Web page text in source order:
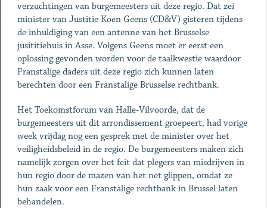
verzuchtingen van burgemeesters uit deze regio. Dat zei
minister van Justitie Koen Geens (CD&V) gisteren tijdens
de inhuldiging van een antenne van het Brusselse
jusititiehuis in Asse. Volgens Geens moet er eerst een
oplossing gevonden worden voor de taalkwestie waardoor
Franstalige daders uit deze regio zich kunnen laten
berechten door een Franstalige Brusselse rechtbank.
Het Toekomstforum van Halle-Vilvoorde, dat de
burgemeesters uit dit arrondissement groepeert, had vorige
week vrijdag nog een gesprek met de minister over het
veiligheidsbeleid in de regio. De burgemeesters maken zich
namelijk zorgen over het feit dat plegers van misdrijven in
hun regio door de mazen van het net glippen, omdat ze
hun zaak voor een Franstalige rechtbank in Brussel laten
behandelen.